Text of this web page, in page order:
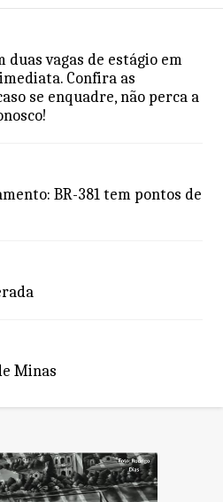
duas vagas de estágio em
Confira as
se enquadre, não perca a
BR-381 tem pontos de
Minas